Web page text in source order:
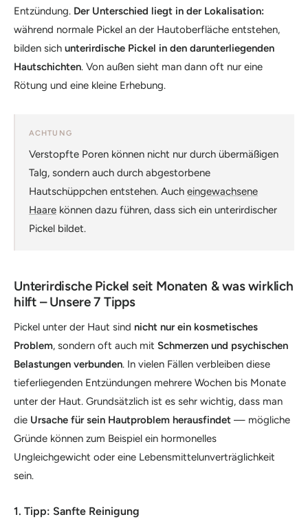
Entzündung. Der Unterschied liegt in der Lokalisation:
während normale Pickel an der Hautoberfläche entstehen,
bilden sich unterirdische Pickel in den darunterliegenden
Hautschichten. Von außen sieht man dann oft nur eine
Rötung und eine kleine Erhebung.
ACHTUNG
Verstopfte Poren können nicht nur durch übermäßigen
Talg, sondern auch durch abgestorbene
Hautschüppchen entstehen. Auch eingewachsene
Haare können dazu führen, dass sich ein unterirdischer
Pickel bildet.
Unterirdische Pickel seit Monaten & was wirklich
hilft – Unsere 7 Tipps
Pickel unter der Haut sind nicht nur ein kosmetisches
Problem, sondern oft auch mit Schmerzen und psychischen
Belastungen verbunden. In vielen Fällen verbleiben diese
tieferliegenden Entzündungen mehrere Wochen bis Monate
unter der Haut. Grundsätzlich ist es sehr wichtig, dass man
die Ursache für sein Hautproblem herausfindet — mögliche
Gründe können zum Beispiel ein hormonelles
Ungleichgewicht oder eine Lebensmittelunverträglichkeit
sein.
1. Tipp: Sanfte Reinigung